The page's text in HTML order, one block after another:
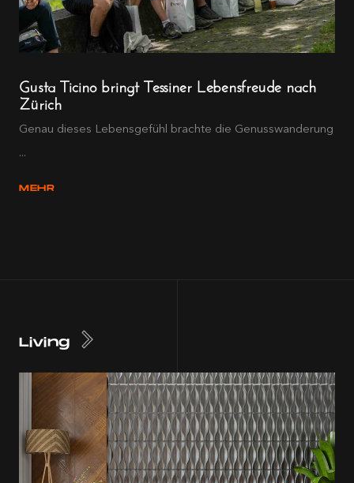
Gusta Ticino bringt Tessiner Lebensfreude nach
Zürich
Genau dieses Lebensgefühl brachte die Genusswanderung
...
MEHR
Living